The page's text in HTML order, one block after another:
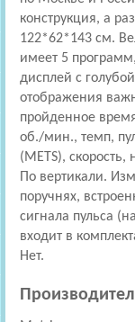
конструкция, а
122*62*143 см.
имеет 5
дисплей с
отображения
пройденное
об./мин., темп,
(METS),
По вертикали.
поручнях,
сигнала пульса
входит в
Нет.